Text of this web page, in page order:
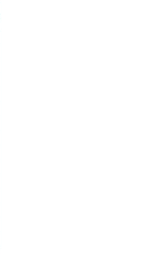
| Refresh
+--------
Yes  | No
Yes  | Yes
| No
Yes  | Yes
| No
Yes  | Yes
| No
| Yes
Yes  | No
Yes  | Yes
Yes  | No
Yes  | Yes
Yes  | No
Yes  | Yes